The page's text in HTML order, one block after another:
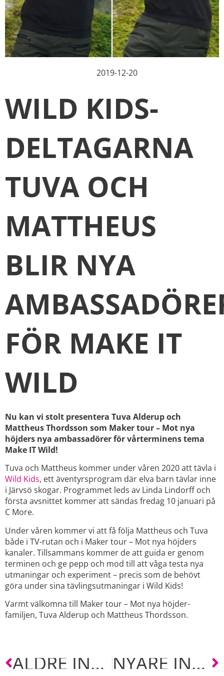
2019-12-20
WILD KIDS-
DELTAGARNA
TUVA OCH
MATTHEUS
BLIR NYA
FÖR MAKE IT
WILD
Nu kan vi stolt presentera Tuva Alderup och
Mattheus Thordsson som Maker tour – Mot nya
höjders nya ambassadörer för vårterminens tema
Make IT Wild!
Tuva och Mattheus kommer under våren 2020 att tävla i
Wild Kids, ett äventyrsprogram där elva barn tävlar inne
i Järvsö skogar. Programmet leds av Linda Lindorff och
första avsnittet kommer att sändas fredag 10 januari på
C More.
Under våren kommer vi att få följa Mattheus och Tuva
både i TV-rutan och i Maker tour – Mot nya höjders
kanaler. Tillsammans kommer de att guida er genom
terminen och ge pepp och mod till att våga testa nya
utmaningar och experiment – precis som de behövt
göra under sina tävlingsutmaningar i Wild Kids!
Varmt välkomna till Maker tour – Mot nya höjder-
familjen, Tuva Alderup och Mattheus Thordsson.
ÄLDRE INLÄGG NYARE INLÄGG